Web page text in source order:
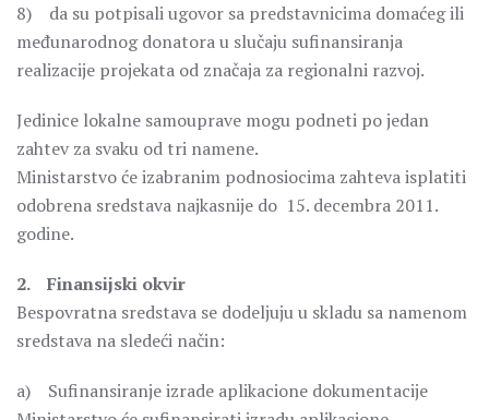
8) da su potpisali ugovor sa predstavnicima domaćeg ili
međunarodnog donatora u slučaju sufinansiranja
realizacije projekata od značaja za regionalni razvoj.
Jedinice lokalne samouprave mogu podneti po jedan
zahtev za svaku od tri namene.
Ministarstvo će izabranim podnosiocima zahteva isplatiti
odobrena sredstava najkasnije do 15. decembra 2011.
godine.
2. Finansijski okvir
Bespovratna sredstava se dodeljuju u skladu sa namenom
sredstava na sledeći način:
a) Sufinansiranje izrade aplikacione dokumentacije